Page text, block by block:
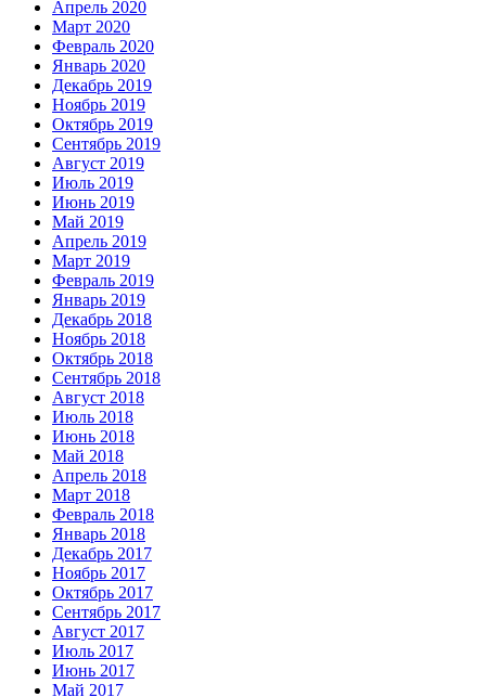
Апрель 2020
Март 2020
Февраль 2020
Январь 2020
Декабрь 2019
Ноябрь 2019
Октябрь 2019
Сентябрь 2019
Август 2019
Июль 2019
Июнь 2019
Май 2019
Апрель 2019
Март 2019
Февраль 2019
Январь 2019
Декабрь 2018
Ноябрь 2018
Октябрь 2018
Сентябрь 2018
Август 2018
Июль 2018
Июнь 2018
Май 2018
Апрель 2018
Март 2018
Февраль 2018
Январь 2018
Декабрь 2017
Ноябрь 2017
Октябрь 2017
Сентябрь 2017
Август 2017
Июль 2017
Июнь 2017
Май 2017